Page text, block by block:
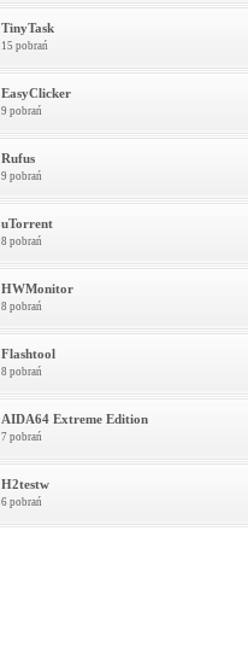
TinyTask
15 pobrań
EasyClicker
9 pobrań
Rufus
9 pobrań
uTorrent
8 pobrań
HWMonitor
8 pobrań
Flashtool
8 pobrań
AIDA64 Extreme Edition
7 pobrań
H2testw
6 pobrań